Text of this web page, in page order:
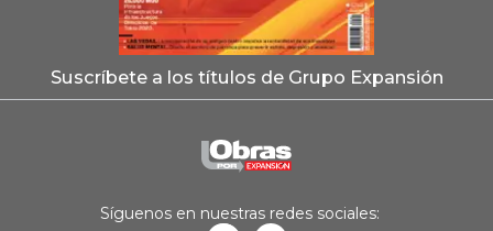
Suscríbete a los títulos de Grupo Expansión
Síguenos en nuestras redes sociales: